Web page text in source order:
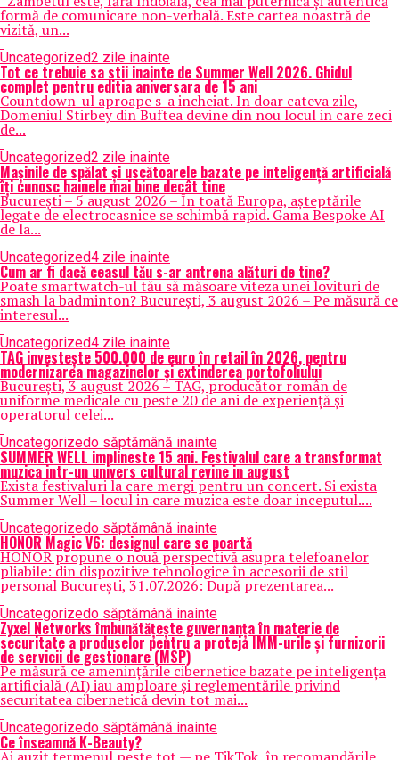
formă de comunicare non-verbală. Este cartea noastră de
vizită, un...
Uncategorized2 zile inainte
Tot ce trebuie sa stii inainte de Summer Well 2026. Ghidul
complet pentru editia aniversara de 15 ani
Countdown-ul aproape s-a incheiat. In doar cateva zile,
Domeniul Stirbey din Buftea devine din nou locul in care zeci
de...
Uncategorized2 zile inainte
Mașinile de spălat și uscătoarele bazate pe inteligență artificială
îți cunosc hainele mai bine decât tine
București – 5 august 2026 – În toată Europa, așteptările
legate de electrocasnice se schimbă rapid. Gama Bespoke AI
de la...
Uncategorized4 zile inainte
Cum ar fi dacă ceasul tău s-ar antrena alături de tine?
Poate smartwatch-ul tău să măsoare viteza unei lovituri de
smash la badminton? București, 3 august 2026 – Pe măsură ce
interesul...
Uncategorized4 zile inainte
TAG investește 500.000 de euro în retail în 2026, pentru
modernizarea magazinelor și extinderea portofoliului
București, 3 august 2026 – TAG, producător român de
uniforme medicale cu peste 20 de ani de experiență și
operatorul celei...
Uncategorizedo săptămână inainte
SUMMER WELL implineste 15 ani. Festivalul care a transformat
muzica intr-un univers cultural revine in august
Exista festivaluri la care mergi pentru un concert. Si exista
Summer Well – locul in care muzica este doar inceputul....
Uncategorizedo săptămână inainte
HONOR Magic V6: designul care se poartă
HONOR propune o nouă perspectivă asupra telefoanelor
pliabile: din dispozitive tehnologice în accesorii de stil
personal București, 31.07.2026: După prezentarea...
Uncategorizedo săptămână inainte
Zyxel Networks îmbunătățește guvernanța în materie de
securitate a produselor pentru a proteja IMM-urile și furnizorii
de servicii de gestionare (MSP)
Pe măsură ce amenințările cibernetice bazate pe inteligența
artificială (AI) iau amploare și reglementările privind
securitatea cibernetică devin tot mai...
Uncategorizedo săptămână inainte
Ce înseamnă K-Beauty?